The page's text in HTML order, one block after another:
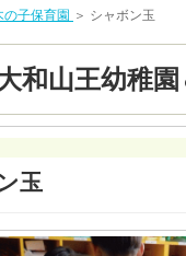
子保育園 ＞ シャボン玉
山王幼稚園
玉